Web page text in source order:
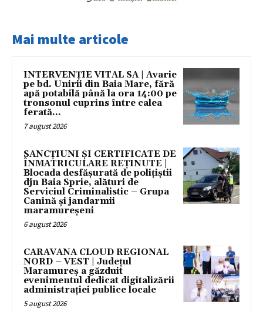
Mai multe articole
INTERVENȚIE VITAL SA | Avarie
pe bd. Unirii din Baia Mare, fără
apă potabilă până la ora 14:00 pe
tronsonul cuprins între calea
ferată...
7 august 2026
SANCȚIUNI ȘI CERTIFICATE DE
ÎNMATRICULARE REȚINUTE |
Blocada desfășurată de polițiștii
djn Baia Sprie, alături de
Serviciul Criminalistic – Grupa
Canină și jandarmii
maramureșeni
6 august 2026
CARAVANA CLOUD REGIONAL
NORD – VEST | Județul
Maramureș a găzduit
evenimentul dedicat digitalizării
administrației publice locale
5 august 2026